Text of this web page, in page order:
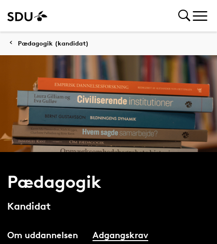
Pædagogik (kandidat)
Pædagogik
Kandidat
Om uddannelsen
Adgangskrav